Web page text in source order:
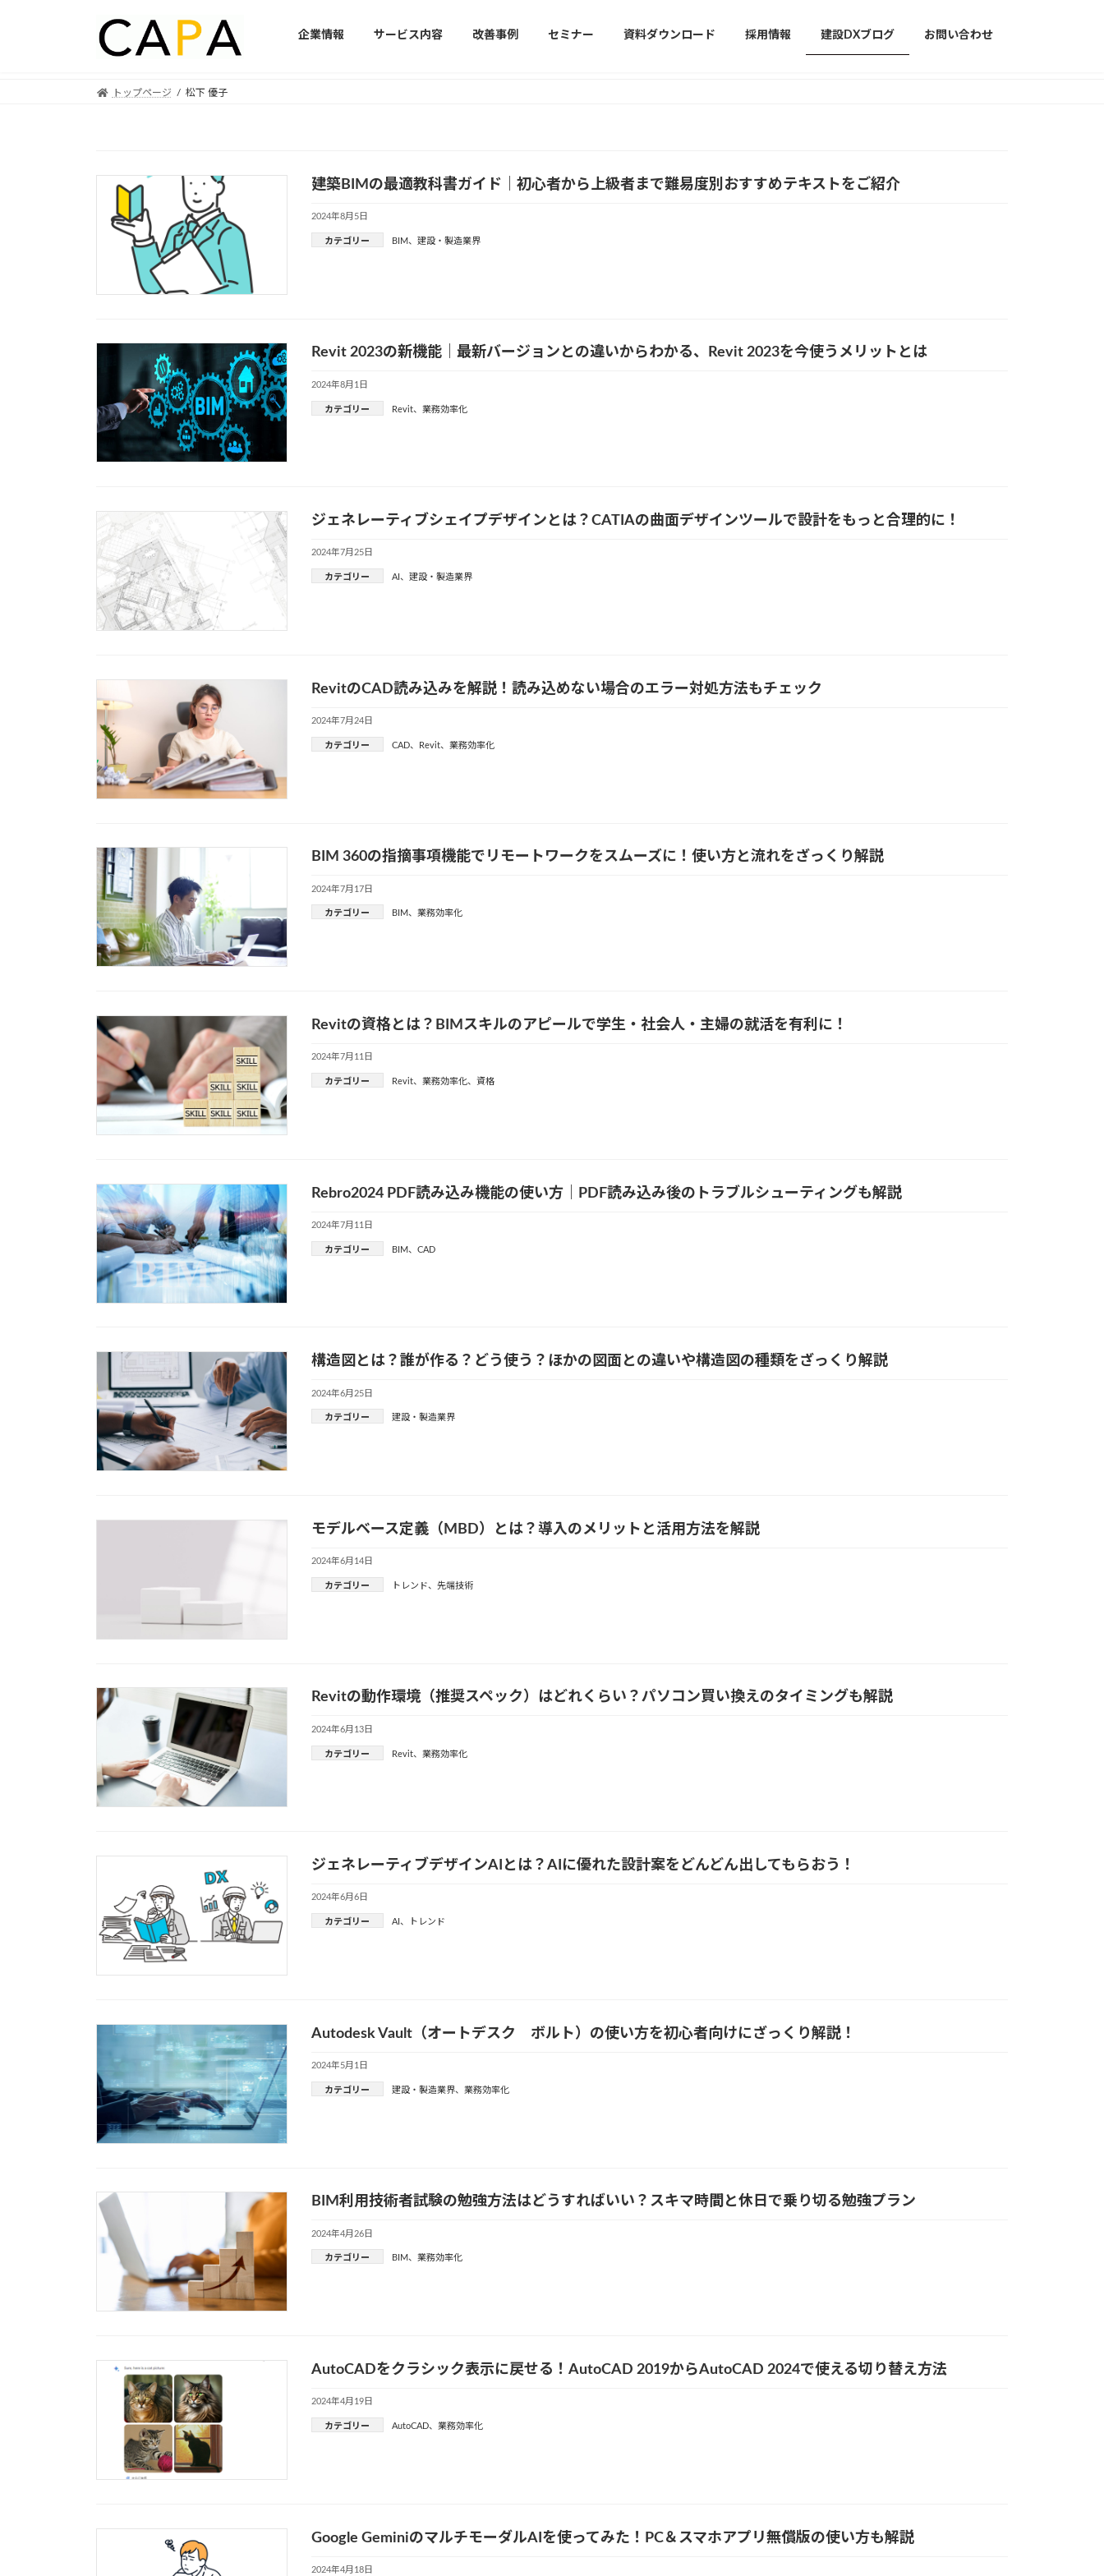
企業情報 サービス内容 改善事例 セミナー 資料ダウンロード 採用情報 建設DXブログ お問い合わせ
トップページ 松下 優子
建築BIMの最適教科書ガイド｜初心者から上級者まで難易度別おすすめテキストをご紹介
2024年8月5日
カテゴリー BIM、 建設・製造業界
Revit 2023の新機能｜最新バージョンとの違いからわかる、Revit 2023を今使うメリットとは
2024年8月1日
カテゴリー Revit、 業務効率化
ジェネレーティブシェイプデザインとは？CATIAの曲面デザインツールで設計をもっと合理的に！
2024年7月25日
カテゴリー AI、 建設・製造業界
RevitのCAD読み込みを解説！読み込めない場合のエラー対処方法もチェック
2024年7月24日
カテゴリー CAD、 Revit、 業務効率化
BIM 360の指摘事項機能でリモートワークをスムーズに！使い方と流れをざっくり解説
2024年7月17日
カテゴリー BIM、 業務効率化
Revitの資格とは？BIMスキルのアピールで学生・社会人・主婦の就活を有利に！
2024年7月11日
カテゴリー Revit、 業務効率化、 資格
Rebro2024 PDF読み込み機能の使い方｜PDF読み込み後のトラブルシューティングも解説
2024年7月11日
カテゴリー BIM、 CAD
構造図とは？誰が作る？どう使う？ほかの図面との違いや構造図の種類をざっくり解説
2024年6月25日
カテゴリー 建設・製造業界
モデルベース定義（MBD）とは？導入のメリットと活用方法を解説
2024年6月14日
カテゴリー トレンド、 先端技術
Revitの動作環境（推奨スペック）はどれくらい？パソコン買い換えのタイミングも解説
2024年6月13日
カテゴリー Revit、 業務効率化
ジェネレーティブデザインAIとは？AIに優れた設計案をどんどん出してもらおう！
2024年6月6日
カテゴリー AI、 トレンド
Autodesk Vault（オートデスク ボルト）の使い方を初心者向けにざっくり解説！
2024年5月1日
カテゴリー 建設・製造業界、 業務効率化
BIM利用技術者試験の勉強方法はどうすればいい？スキマ時間と休日で乗り切る勉強プラン
2024年4月26日
カテゴリー BIM、 業務効率化
AutoCADをクラシック表示に戻せる！AutoCAD 2019からAutoCAD 2024で使える切り替え方法
2024年4月19日
カテゴリー AutoCAD、 業務効率化
Google GeminiのマルチモーダルAIを使ってみた！PC＆スマホアプリ無償版の使い方も解説
2024年4月18日